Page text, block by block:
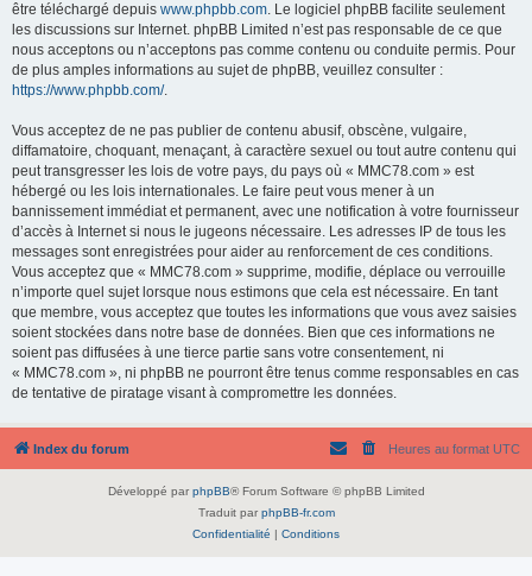
être téléchargé depuis www.phpbb.com. Le logiciel phpBB facilite seulement
les discussions sur Internet. phpBB Limited n’est pas responsable de ce que
nous acceptons ou n’acceptons pas comme contenu ou conduite permis. Pour
de plus amples informations au sujet de phpBB, veuillez consulter :
https://www.phpbb.com/.
Vous acceptez de ne pas publier de contenu abusif, obscène, vulgaire,
diffamatoire, choquant, menaçant, à caractère sexuel ou tout autre contenu qui
peut transgresser les lois de votre pays, du pays où « MMC78.com » est
hébergé ou les lois internationales. Le faire peut vous mener à un
bannissement immédiat et permanent, avec une notification à votre fournisseur
d’accès à Internet si nous le jugeons nécessaire. Les adresses IP de tous les
messages sont enregistrées pour aider au renforcement de ces conditions.
Vous acceptez que « MMC78.com » supprime, modifie, déplace ou verrouille
n’importe quel sujet lorsque nous estimons que cela est nécessaire. En tant
que membre, vous acceptez que toutes les informations que vous avez saisies
soient stockées dans notre base de données. Bien que ces informations ne
soient pas diffusées à une tierce partie sans votre consentement, ni
« MMC78.com », ni phpBB ne pourront être tenus comme responsables en cas
de tentative de piratage visant à compromettre les données.
Index du forum Heures au format UTC
Développé par phpBB® Forum Software © phpBB Limited
Traduit par phpBB-fr.com
Confidentialité | Conditions